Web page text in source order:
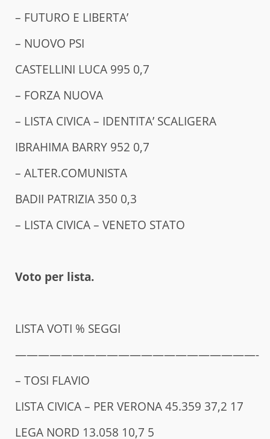
– FUTURO E LIBERTA’
– NUOVO PSI
CASTELLINI LUCA 995 0,7
– FORZA NUOVA
– LISTA CIVICA – IDENTITA’ SCALIGERA
IBRAHIMA BARRY 952 0,7
– ALTER.COMUNISTA
BADII PATRIZIA 350 0,3
– LISTA CIVICA – VENETO STATO
Voto per lista.
LISTA VOTI % SEGGI
—————————————————————-
– TOSI FLAVIO
LISTA CIVICA – PER VERONA 45.359 37,2 17
LEGA NORD 13.058 10,7 5